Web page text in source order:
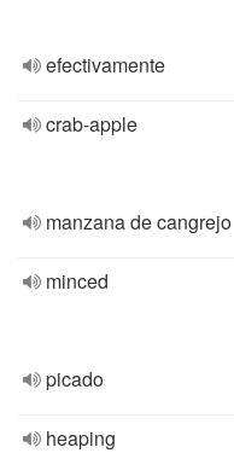
efectivamente
crab-apple
manzana de cangrejo
minced
picado
heaping